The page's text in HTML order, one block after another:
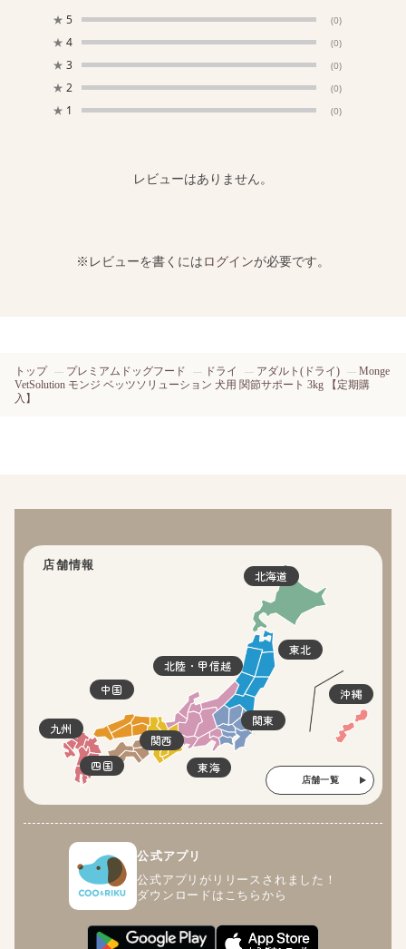
★ 5 (0)
★ 4 (0)
★ 3 (0)
★ 2 (0)
★ 1 (0)
レビューはありません。
※レビューを書くにはログインが必要です。
トップ プレミアムドッグフード ドライ アダルト(ドライ)
Monge
VetSolution モンジ ベッツソリューション 犬用 関節サポート 3kg 【定期購
入】
店舗情報
北海道
東北
関東
北陸・甲信越
東海
関西
四国
中国
九州
沖縄
店舗一覧
公式アプリ
公式アプリがリリースされました！
ダウンロードはこちらから